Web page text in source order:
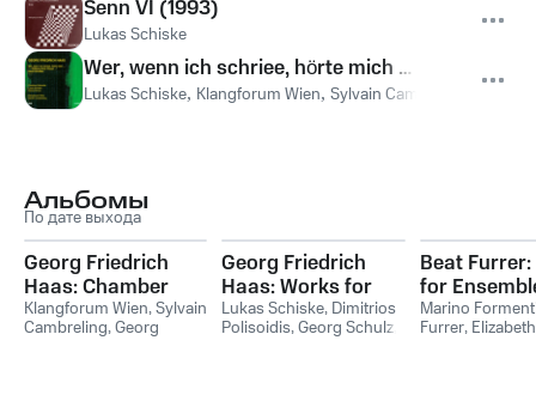
Senn VI (1993)
Lukas Schiske
Wer, wenn ich schriee, hörte mich … (1999) for
Lukas Schiske, Klangforum Wien, Sylvain Cambreling
Альбомы
По дате выхода
Georg Friedrich
Haas: Chamber
Music
Klangforum Wien,Sylvain
Cambreling,Georg
Georg Friedrich
Haas: Works for
Ensemble
Lukas Schiske, Dimitrios
Polisoidis,Georg Schulz
Beat
for
Marino
Furrer, Elizabeth